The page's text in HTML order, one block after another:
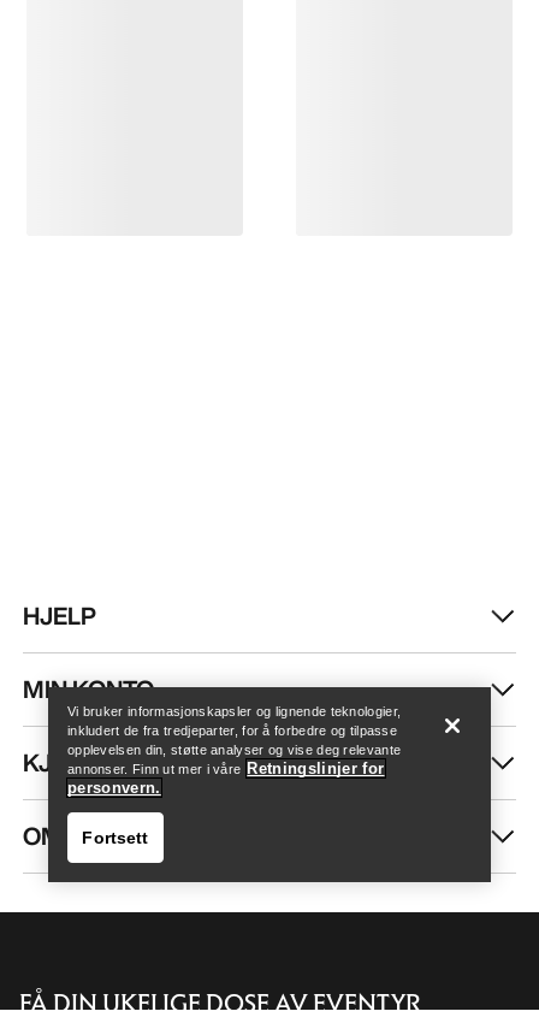
Finn butikk Help
Finn butikk
HJELP
MIN KONTO
KJØP MER
OM OSS
FÅ DIN UKELIGE DOSE AV EVENTYR
Vi bruker informasjonskapsler og lignende teknologier,
inkludert de fra tredjeparter, for å forbedre og tilpasse
opplevelsen din, støtte analyser og vise deg relevante
annonser. Finn ut mer i våre Retningslinjer for
personvern.
Fortsett